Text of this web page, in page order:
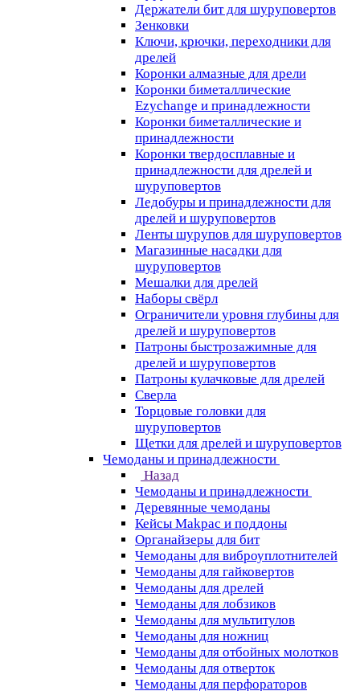
Держатели бит для шуруповертов
Зенковки
Ключи, крючки, переходники для
дрелей
Коронки алмазные для дрели
Коронки биметаллические
Ezychange и принадлежности
Коронки биметаллические и
принадлежности
Коронки твердосплавные и
принадлежности для дрелей и
шуруповертов
Ледобуры и принадлежности для
дрелей и шуруповертов
Ленты шурупов для шуруповертов
Магазинные насадки для
шуруповертов
Мешалки для дрелей
Наборы свёрл
Ограничители уровня глубины для
дрелей и шуруповертов
Патроны быстрозажимные для
дрелей и шуруповертов
Патроны кулачковые для дрелей
Сверла
Торцовые головки для
шуруповертов
Щетки для дрелей и шуруповертов
Чемоданы и принадлежности
Назад
Чемоданы и принадлежности
Деревянные чемоданы
Кейсы Makpac и поддоны
Органайзеры для бит
Чемоданы для виброуплотнителей
Чемоданы для гайковертов
Чемоданы для дрелей
Чемоданы для лобзиков
Чемоданы для мультитулов
Чемоданы для ножниц
Чемоданы для отбойных молотков
Чемоданы для отверток
Чемоданы для перфораторов